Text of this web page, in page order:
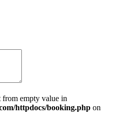
from empty value in
httpdocs/booking.php on